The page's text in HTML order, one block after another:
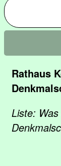
Rathaus
Liste: